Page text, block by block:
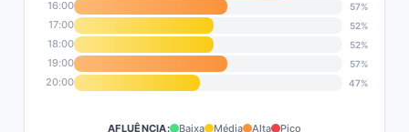
16:00 57%
17:00 52%
18:00 52%
19:00 57%
20:00 47%
AFLUÊNCIA: Baixa Média Alta Pico